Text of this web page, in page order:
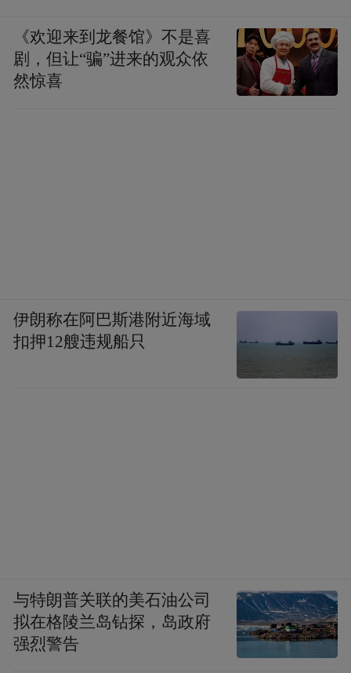
《欢迎来到龙餐馆》不是喜
剧，但让“骗”进来的观众依
然惊喜
伊朗称在阿巴斯港附近海域
扣押12艘违规船只
与特朗普关联的美石油公司
拟在格陵兰岛钻探，岛政府
强烈警告